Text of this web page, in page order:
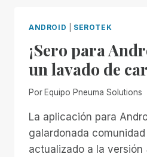
ANDROID SEROTEK
¡Sero para
un lavado de
Por Equipo Pneuma Solutions
La aplicación para
galardonada
actualizado a la versión